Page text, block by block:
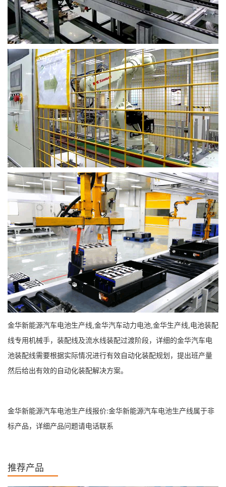
金华新能源汽车电池生产线,金华汽车动力电池,金华生产线,电池装配
线专用机械手，装配线及流水线装配过渡阶段，详细的金华汽车电
池装配线需要根据实际情况进行有效自动化装配规划，提出班产量
然后给出有效的自动化装配解决方案。
金华新能源汽车电池生产线报价:金华新能源汽车电池生产线属于非
标产品，详细产品问题请电话联系
推荐产品